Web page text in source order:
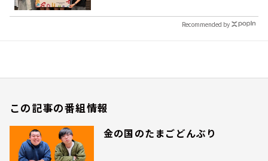
Recommended by
この記事の番組情報
金の国のたまごどんぶり